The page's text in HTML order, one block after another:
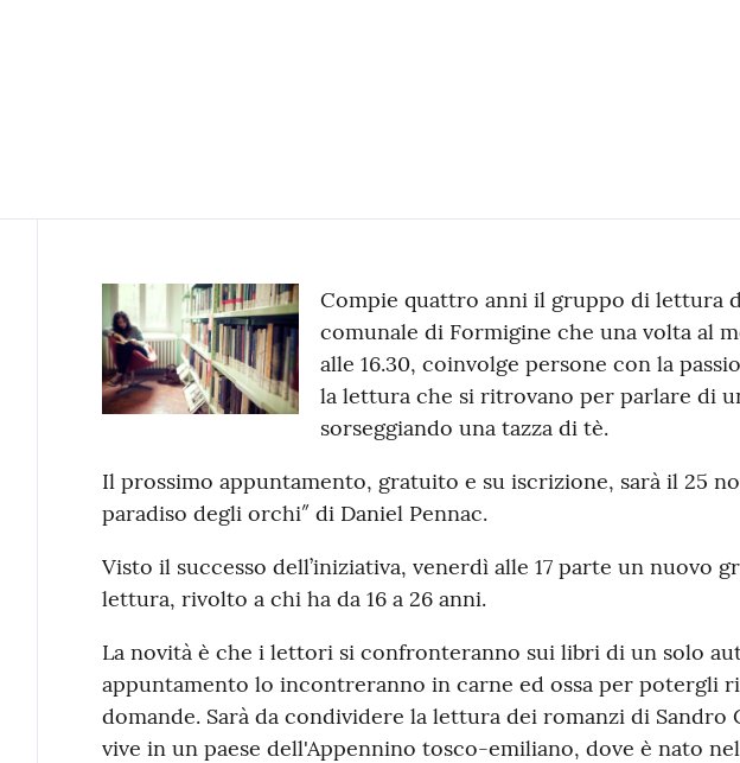
Contenuto
Compie quattro anni il gruppo di lettura
comunale di Formigine che una volta al
alle 16.30, coinvolge persone con la
la lettura che si ritrovano per parlare di
sorseggiando una tazza di tè.
Il prossimo appuntamento, gratuito e su iscrizione, sarà il 25
paradiso degli orchi″ di Daniel Pennac.
Visto il successo dell’iniziativa, venerdì alle 17 parte un nuovo
lettura, rivolto a chi ha da 16 a 26 anni.
La novità è che i lettori si confronteranno sui libri di un solo
appuntamento lo incontreranno in carne ed ossa per potergli
domande. Sarà da condividere la lettura dei romanzi di Sandro
vive in un paese dell'Appennino tosco-emiliano, dove è nato nel